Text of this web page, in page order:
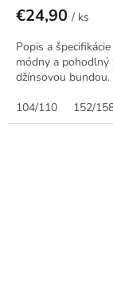
€24,90 / ks
Popis a
módny a pohodlný
džínsovou
104/110
152/